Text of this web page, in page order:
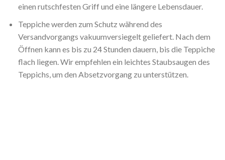
einen rutschfesten Griff und eine längere Lebensdauer.
Teppiche werden zum Schutz während des
Versandvorgangs vakuumversiegelt geliefert. Nach dem
Öffnen kann es bis zu 24 Stunden dauern, bis die Teppiche
flach liegen. Wir empfehlen ein leichtes Staubsaugen des
Teppichs, um den Absetzvorgang zu unterstützen.